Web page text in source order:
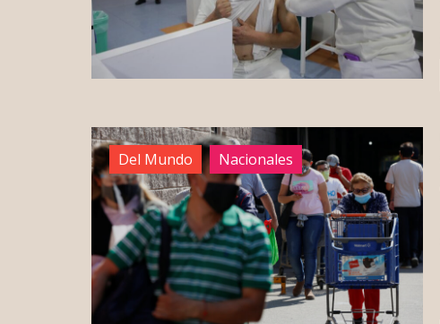
Del Mundo Nacionales